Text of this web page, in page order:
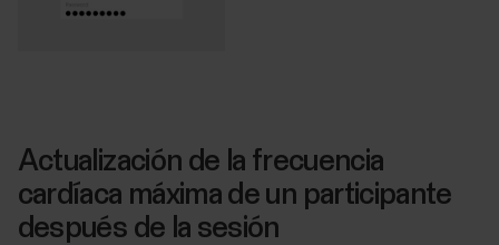
Actualización de la frecuencia
cardíaca máxima de un participante
después de la sesión